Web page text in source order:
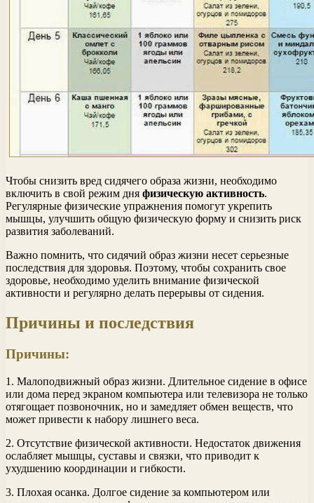
Чтобы снизить вред сидячего образа жизни, необходимо
включить в свой режим дня физическую активность.
Регулярные физические упражнения помогут укрепить
мышцы, улучшить общую физическую форму и снизить риск
развития заболеваний.
Важно помнить, что сидячий образ жизни несет серьезные
последствия для здоровья. Поэтому, чтобы сохранить свое
здоровье, необходимо уделить внимание физической
активности и регулярно делать перерывы от сидения.
Причины и последствия
Причины:
1. Малоподвижный образ жизни. Длительное сидение в офисе
или дома перед экраном компьютера или телевизора не только
отягощает позвоночник, но и замедляет обмен веществ, что
может привести к набору лишнего веса.
2. Отсутствие физической активности. Недостаток движения
ослабляет мышцы, суставы и связки, что приводит к
ухудшению координации и гибкости.
3. Плохая осанка. Долгое сидение за компьютером или